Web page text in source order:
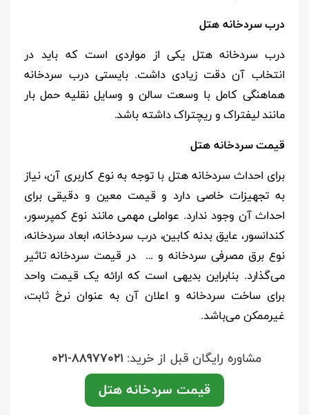
درب سردخانه هتل
درب سردخانه هتل یکی از مواردی است که باید در
انتخاب آن دقت زیادی داشت. بایستی درب سردخانه
هماهنگی کامل با وسعت سالن و وسایل نقلیه حمل بار
مانند لیفتراک و ریچتراک داشته باشد.
​​قیمت سردخانه هتل
برای احداث سردخانه هتل با توجه به نوع کاربری آن، نیاز
به تجهیزات خاصی دارد و قیمت معین و دقیقی برای
احداث آن وجود ندارد. عواملی مهمی مانند نوع کمپرسور،
کندانسور، عایق بدنه کابین، درب سردخانه، ابعاد سردخانه،
نوع برق مصرفی سردخانه و ... در قیمت سردخانه تاثیر
می‌گذارد. بنابراین بدیهی‌ است که ارائه یک قیمت واحد
برای ساخت سردخانه و اعلان آن به عنوان نرخ ثابت،
غیرممکن می‌باشد.
مشاوره رایگان قبل از خرید: 021-88977021
قیمت سردخانه هتل